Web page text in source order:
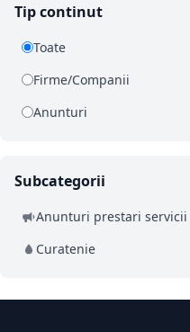
Tip continut
Toate
Firme/Companii
Anunturi
Subcategorii
Anunturi prestari servicii
Curatenie